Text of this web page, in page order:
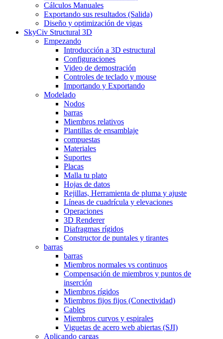
Cálculos Manuales
Exportando sus resultados (Salida)
Diseño y optimización de vigas
SkyCiv Structural 3D
Empezando
Introducción a 3D estructural
Configuraciones
Video de demostración
Controles de teclado y mouse
Importando y Exportando
Modelado
Nodos
barras
Miembros relativos
Plantillas de ensamblaje
compuestas
Materiales
Suportes
Placas
Malla tu plato
Hojas de datos
Rejillas, Herramienta de pluma y ajuste
Líneas de cuadrícula y elevaciones
Operaciones
3D Renderer
Diafragmas rígidos
Constructor de puntales y tirantes
barras
barras
Miembros normales vs continuos
Compensación de miembros y puntos de
inserción
Miembros rígidos
Miembros fijos fijos (Conectividad)
Cables
Miembros curvos y espirales
Viguetas de acero web abiertas (SJI)
Aplicando cargas